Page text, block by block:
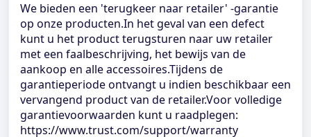
We bieden een 'terugkeer naar retailer' -garantie
op onze producten.In het geval van een defect
kunt u het product terugsturen naar uw retailer
met een faalbeschrijving, het bewijs van de
aankoop en alle accessoires.Tijdens de
garantieperiode ontvangt u indien beschikbaar een
vervangend product van de retailer.Voor volledige
garantievoorwaarden kunt u raadplegen:
https://www.trust.com/support/warranty